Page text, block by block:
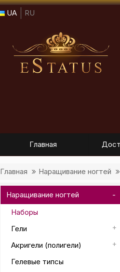
UA RU
Главная
Главная Наращивание ногтей
Наращивание ногтей
Наборы
Гели
Акригели (полигели)
Гелевые типсы